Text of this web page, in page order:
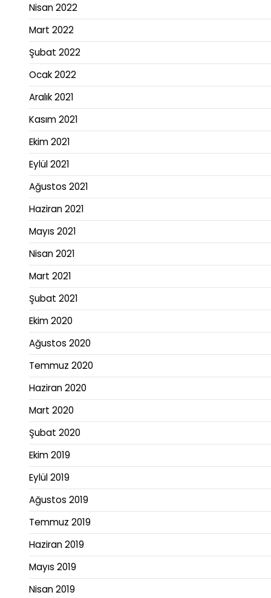
Nisan 2022
Mart 2022
Şubat 2022
Ocak 2022
Aralık 2021
Kasım 2021
Ekim 2021
Eylül 2021
Ağustos 2021
Haziran 2021
Mayıs 2021
Nisan 2021
Mart 2021
Şubat 2021
Ekim 2020
Ağustos 2020
Temmuz 2020
Haziran 2020
Mart 2020
Şubat 2020
Ekim 2019
Eylül 2019
Ağustos 2019
Temmuz 2019
Haziran 2019
Mayıs 2019
Nisan 2019